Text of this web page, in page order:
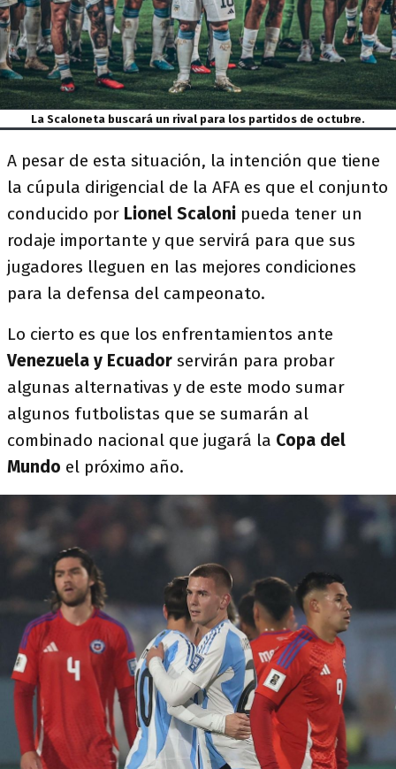
La Scaloneta buscará un rival para los partidos de octubre.
A pesar de esta situación, la intención que tiene
la cúpula dirigencial de la AFA es que el conjunto
conducido por Lionel Scaloni pueda tener un
rodaje importante y que servirá para que sus
jugadores lleguen en las mejores condiciones
para la defensa del campeonato.
Lo cierto es que los enfrentamientos ante
Venezuela y Ecuador servirán para probar
algunas alternativas y de este modo sumar
algunos futbolistas que se sumarán al
combinado nacional que jugará la Copa del
Mundo el próximo año.